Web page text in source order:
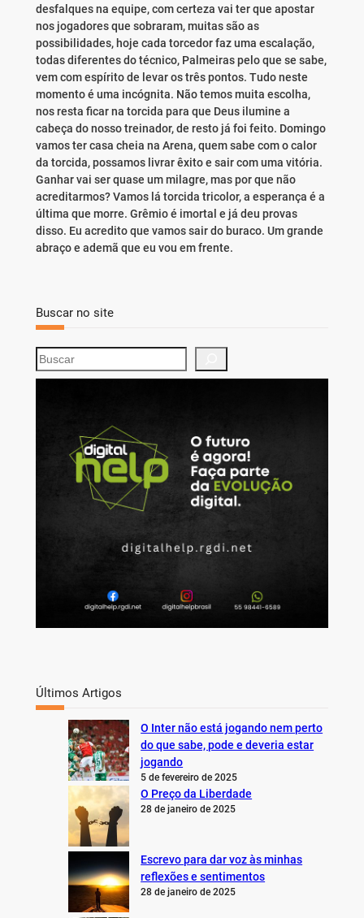
desfalques na equipe, com certeza vai ter que apostar
nos jogadores que sobraram, muitas são as
possibilidades, hoje cada torcedor faz uma escalação,
todas diferentes do técnico, Palmeiras pelo que se sabe,
vem com espírito de levar os três pontos. Tudo neste
momento é uma incógnita. Não temos muita escolha,
nos resta ficar na torcida para que Deus ilumine a
cabeça do nosso treinador, de resto já foi feito. Domingo
vamos ter casa cheia na Arena, quem sabe com o calor
da torcida, possamos livrar êxito e sair com uma vitória.
Ganhar vai ser quase um milagre, mas por que não
acreditarmos? Vamos lá torcida tricolor, a esperança é a
última que morre. Grêmio é imortal e já deu provas
disso. Eu acredito que vamos sair do buraco. Um grande
abraço e ademã que eu vou em frente.
Buscar no site
S
e
Últimos Artigos
O Inter não está jogando nem perto
do que sabe, pode e deveria estar
jogando
5 de fevereiro de 2025
O Preço da Liberdade
28 de janeiro de 2025
Escrevo para dar voz às minhas
reflexões e sentimentos
28 de janeiro de 2025